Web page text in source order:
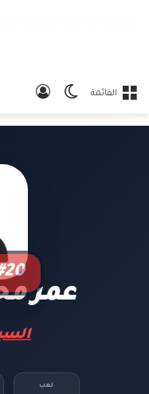
القائمة الوضع
عمر
لعب